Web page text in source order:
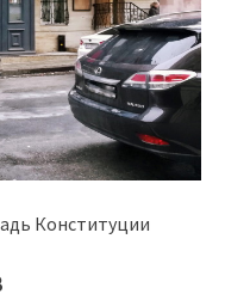
Конституции